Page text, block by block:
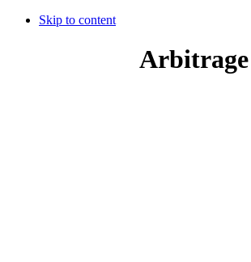
Skip to content
Arbitrage